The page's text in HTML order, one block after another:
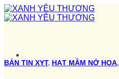
Skip
to
BẢN TIN XYT, HẠT MẦM NỞ HOA,